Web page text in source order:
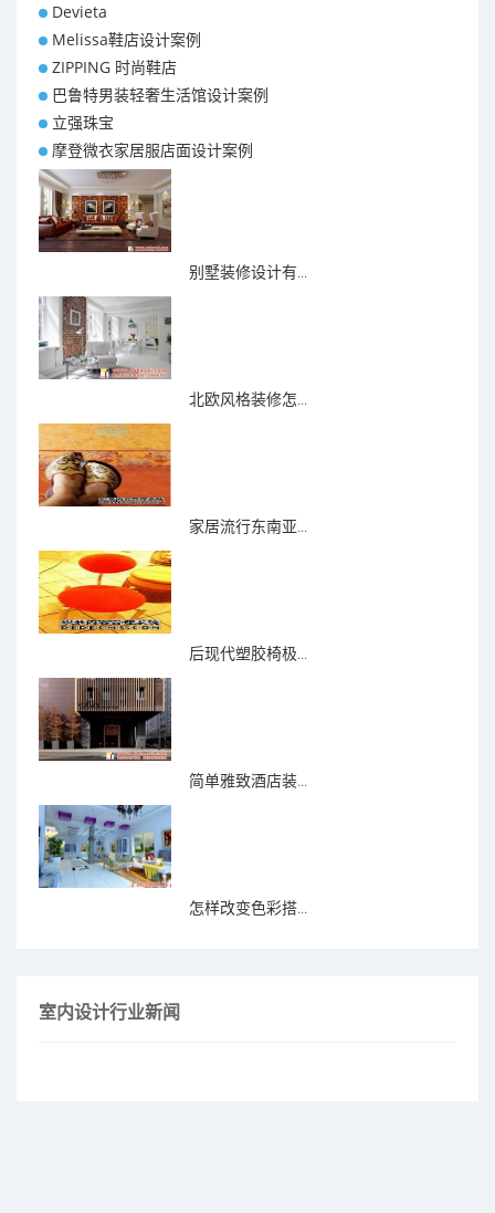
Devieta
Melissa鞋店设计案例
ZIPPING 时尚鞋店
巴鲁特男装轻奢生活馆设计案例
立强珠宝
摩登微衣家居服店面设计案例
别墅装修设计有...
北欧风格装修怎...
家居流行东南亚...
后现代塑胶椅极...
简单雅致酒店装...
怎样改变色彩搭...
室内设计行业新闻